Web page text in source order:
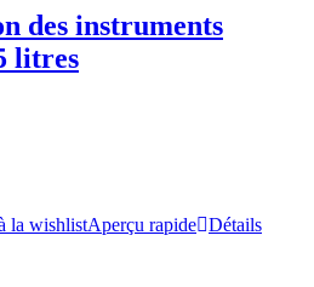
des instruments
litres
la wishlistAperçu rapide Détails